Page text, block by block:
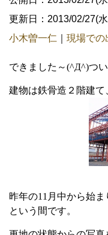
更新日：2013/02/27(
小木曽一仁
現場での
できました～(^Д^)つい
建物は鉄骨造２階建て
昨年の11月中から始
という間